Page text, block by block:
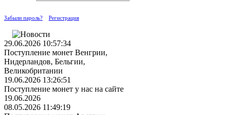
Забыли пароль? Регистрация
29.06.2026 10:57:34
Поступление монет Венгрии,
Нидерландов, Бельгии,
Великобритании
19.06.2026 13:26:51
Поступление монет у нас на сайте
19.06.2026
08.05.2026 11:49:19